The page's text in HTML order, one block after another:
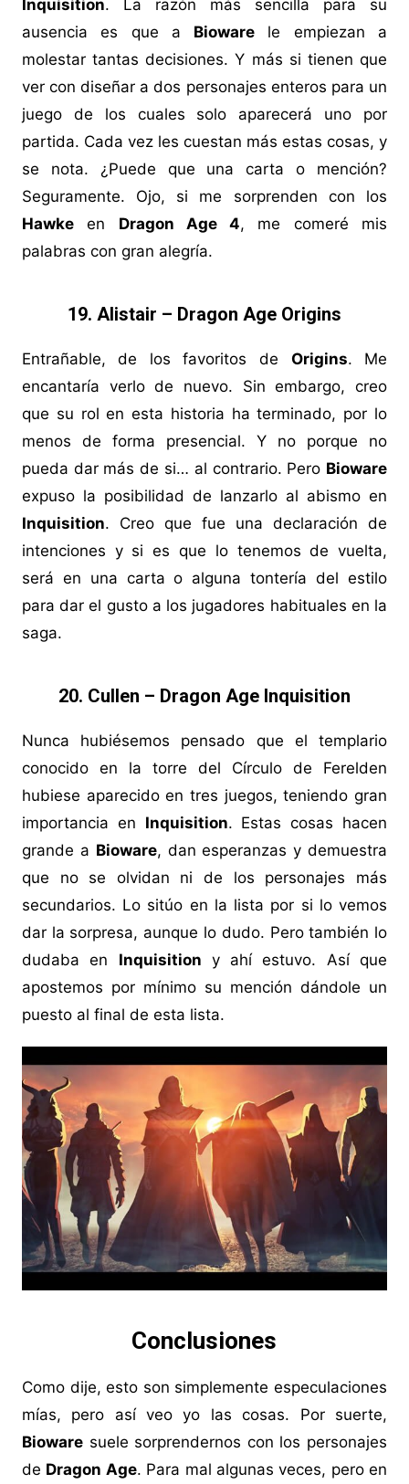
Inquisition. La razón más sencilla para su
ausencia es que a Bioware le empiezan a
molestar tantas decisiones. Y más si tienen que
ver con diseñar a dos personajes enteros para un
juego de los cuales solo aparecerá uno por
partida. Cada vez les cuestan más estas cosas, y
se nota. ¿Puede que una carta o mención?
Seguramente. Ojo, si me sorprenden con los
Hawkeen Dragon Age 4, me comeré mis
palabras con gran alegría.
19. Alistair – Dragon Age Origins
Entrañable, de los favoritos de Origins. Me
encantaría verlo de nuevo. Sin embargo, creo
que su rol en esta historia ha terminado, por lo
menos de forma presencial. Y no porque no
pueda dar más de si… al contrario. Pero Bioware
expuso la posibilidad de lanzarlo al abismo en
Inquisition. Creo que fue una declaración de
intenciones y si es que lo tenemos de vuelta,
será en una carta o alguna tontería del estilo
para dar el gusto a los jugadores habituales en la
saga.
20. Cullen – Dragon Age Inquisition
Nunca hubiésemos pensado que el templario
conocido en la torre del Círculo de Ferelden
hubiese aparecido en tres juegos, teniendo gran
importancia en Inquisition. Estas cosas hacen
grande a Bioware, dan esperanzas y demuestra
que no se olvidan ni de los personajes más
secundarios. Lo sitúo en la lista por si lo vemos
dar la sorpresa, aunque lo dudo. Pero también lo
dudaba en Inquisition y ahí estuvo. Así que
apostemos por mínimo su mención dándole un
puesto al final de esta lista.
Conclusiones
Como dije, esto son simplemente especulaciones
mías, pero así veo yo las cosas. Por suerte,
Biowaresuele sorprendernos con los personajes
de Dragon Age. Para mal algunas veces, pero en